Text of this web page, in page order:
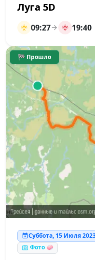
Луга 5D
09:27 19:40
🏁 Прошло
Суббота, 15 Июля
Фото 🧼